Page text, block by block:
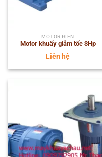
MOTOR ĐIỆN
Motor khuấy giảm tốc 3Hp
Liên hệ